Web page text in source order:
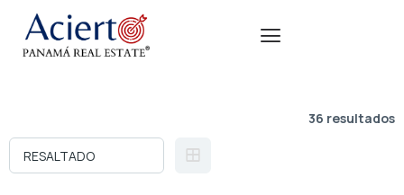
36 resultados